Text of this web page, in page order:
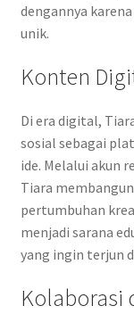
dengannya
unik.
Konten
Di era digital,
sosial sebagai
ide. Melalui akun
Tiara
pertumbuhan
menjadi sarana
yang ingin terjun
Kolaborasi